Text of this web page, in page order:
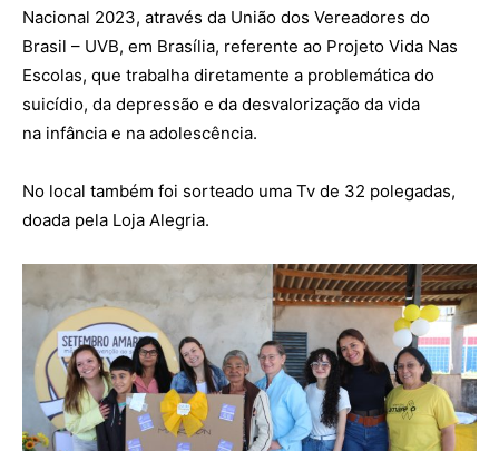
Nacional 2023, através da União dos Vereadores do
Brasil – UVB, em Brasília, referente ao Projeto Vida Nas
Escolas, que trabalha diretamente a problemática do
suicídio, da depressão e da desvalorização da vida
na infância e na adolescência.
No local também foi sorteado uma Tv de 32 polegadas,
doada pela Loja Alegria.